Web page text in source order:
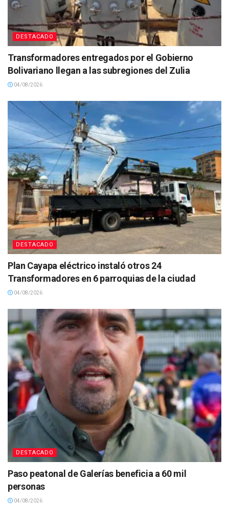
DESTACADO
Transformadores entregados por el Gobierno
Bolivariano llegan a las subregiones del Zulia
04/08/2026
DESTACADO
Plan Cayapa eléctrico instaló otros 24
Transformadores en 6 parroquias de la ciudad
04/08/2026
DESTACADO
Paso peatonal de Galerías beneficia a 60 mil
personas
04/08/2026